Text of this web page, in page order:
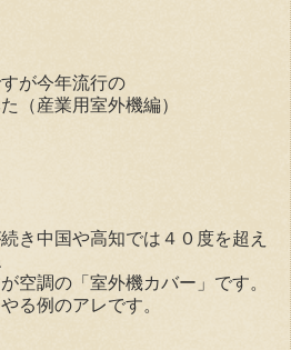
が今年流行の
（産業用室外機編）
き中国や高知では４０度を超え
空調の「室外機カバー」です。
る例のアレです。